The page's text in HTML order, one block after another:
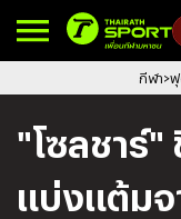
กีฬา ฟุ
"โซลชาร์
แบ่งแต้มจ